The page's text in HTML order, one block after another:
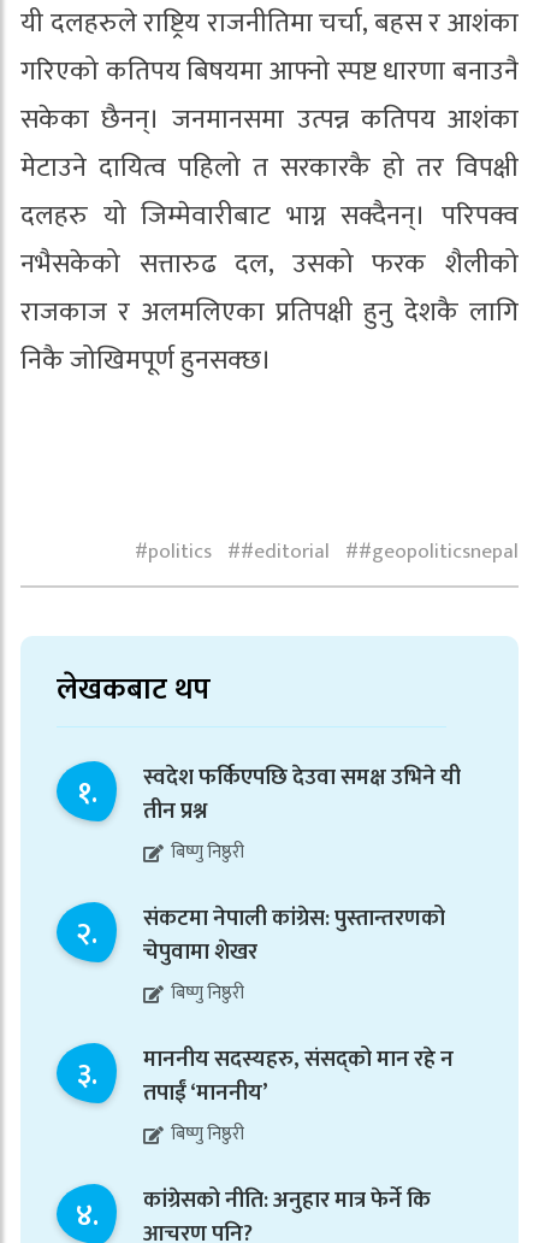
यी दलहरुले राष्ट्रिय राजनीतिमा चर्चा, बहस र आशंका
गरिएको कतिपय बिषयमा आफ्नो स्पष्ट धारणा बनाउनै
सकेका छैनन्। जनमानसमा उत्पन्न कतिपय आशंका
मेटाउने दायित्व पहिलो त सरकारकै हो तर विपक्षी
दलहरु यो जिम्मेवारीबाट भाग्न सक्दैनन्। परिपक्व
नभैसकेको सत्तारुढ दल, उसको फरक शैलीको
राजकाज र अलमलिएका प्रतिपक्षी हुनु देशकै लागि
निकै जोखिमपूर्ण हुनसक्छ।
politics #editorial #geopoliticsnepal
लेखकबाट थप
१.
स्वदेश फर्किएपछि देउवा समक्ष उभिने यी
तीन प्रश्न
बिष्णु निष्ठुरी
२.
संकटमा नेपाली कांग्रेस: पुस्तान्तरणको
चेपुवामा शेखर
बिष्णु निष्ठुरी
३.
माननीय सदस्यहरु, संसद्को मान रहे न
तपाईं ‘माननीय’
बिष्णु निष्ठुरी
४.
कांग्रेसको नीति: अनुहार मात्र फेर्ने कि
आचरण पनि?